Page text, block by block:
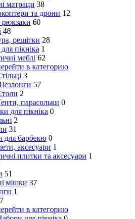
матраци 38
та дрони 12
рюкзаки 60
48
решітки 28
пікніка 1
меблі 62
в категорию
3
57
2
парасольки 0
для пікніка 0
2
31
для барбекю 0
аксесуари 1
плитки та аксесуари 1
51
мішки 37
1
7
в категорию